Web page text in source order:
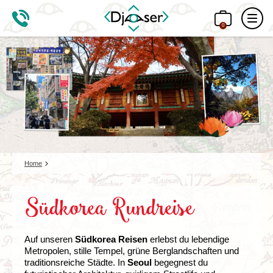
0
Home
Südkorea Rundreise
Auf unseren Südkorea Reisen erlebst du lebendige
Metropolen, stille Tempel, grüne Berglandschaften und
traditionsreiche Städte. In Seoul begegnest du